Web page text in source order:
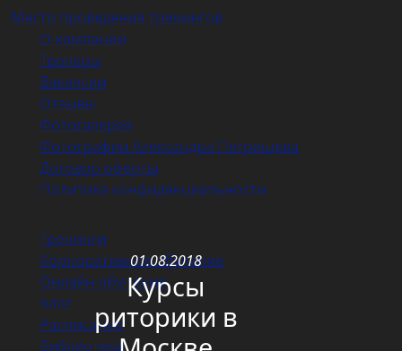
01.08.2018
Курсы
риторики в
Место проведения тренингов
О компании
Тренеры
Вакансии
Отзывы
Фотогалерея
Фотографии Александра Петрищева
Договор оферты
Политика конфиденциальности
Тренинги
Корпоративное обучение
Онлайн обучение
Блог
Расписание
Библиотека